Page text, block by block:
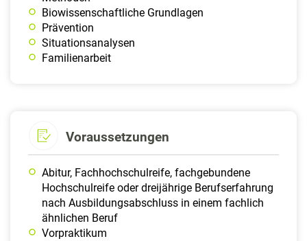
Biowissenschaftliche Grundlagen
Prävention
Situationsanalysen
Familienarbeit
Voraussetzungen
Abitur, Fachhochschulreife, fachgebundene
Hochschulreife oder dreijährige Berufserfahrung
nach Ausbildungsabschluss in einem fachlich
ähnlichen Beruf
Vorpraktikum